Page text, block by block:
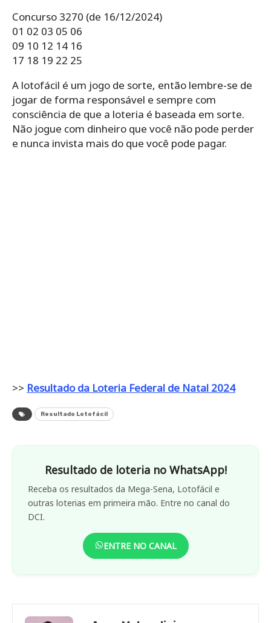
Concurso 3270 (de 16/12/2024)
01 02 03 05 06
09 10 12 14 16
17 18 19 22 25
A lotofácil é um jogo de sorte, então lembre-se de
jogar de forma responsável e sempre com
consciência de que a loteria é baseada em sorte.
Não jogue com dinheiro que você não pode perder
e nunca invista mais do que você pode pagar.
>> Resultado da Loteria Federal de Natal 2024
Resultado Lotofácil
Resultado de loteria no WhatsApp!
Receba os resultados da Mega-Sena, Lotofácil e
outras loterias em primeira mão. Entre no canal do
DCI.
ENTRE NO CANAL